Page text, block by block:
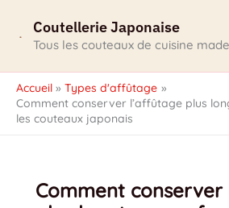
contenu
Coutellerie Japonaise
Tous les couteaux de cuisine
Accueil
Types d'affûtage
Comment conserver l’affûtage plus
les couteaux japonais
Comment conserver